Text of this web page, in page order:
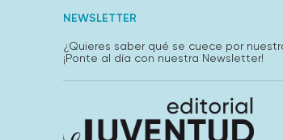
NEWSLETTER
¿Quieres saber qué se cuece por
¡Ponte al día con nuestra Newsletter!